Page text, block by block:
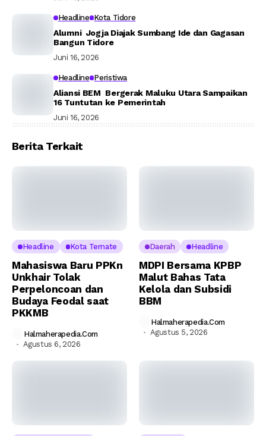
Headline Kota Tidore
Alumni Jogja Diajak Sumbang Ide dan Gagasan
Bangun Tidore
Juni 16, 2026
Headline Peristiwa
Aliansi BEM Bergerak Maluku Utara Sampaikan
16 Tuntutan ke Pemerintah
Juni 16, 2026
Berita Terkait
Headline Kota Ternate
Mahasiswa Baru PPKn
Unkhair Tolak
Perpeloncoan dan
Budaya Feodal saat
PKKMB
Halmaherapedia.com
Agustus 6, 2026
Daerah Headline
MDPI Bersama KPBP
Malut Bahas Tata
Kelola dan Subsidi
BBM
Halmaherapedia.com
Agustus 5, 2026